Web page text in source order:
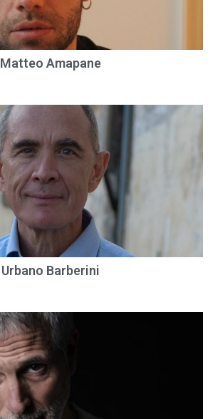
Matteo Amapane
Urbano Barberini